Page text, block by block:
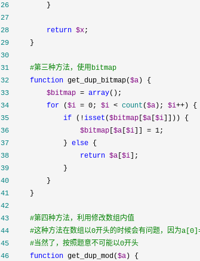
26
27
28
return $x
29
30
31
#第三种方法，使用bitmap
32
function get_dup_bitmap($a
33
$bitmap = array
34
for ($i = 0; $i < count ($a ); $i++
35
if (!isset ($bitmap $a $i
36
$bitmap $a $i ]] = 1
37
             }
else
38
return $a $i
39
40
41
42
43
#第四种方法，利用修改数组内值
44
#这种方法在数组以0开头的时候会有问题，因为
45
#当然了，按照题意不可能以0开头
46
function get_dup_mod($a